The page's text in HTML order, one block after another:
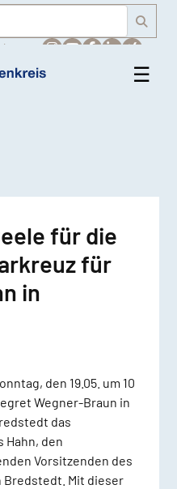
☰
für die
für
in
den 19.05. um 10
Wegner-Braun in
das
Hahn, den
Vorsitzenden des
Mit dieser